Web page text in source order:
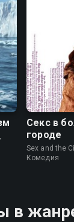
8.2 7.4
Секс в
городе
Sex and the
Комедия
в